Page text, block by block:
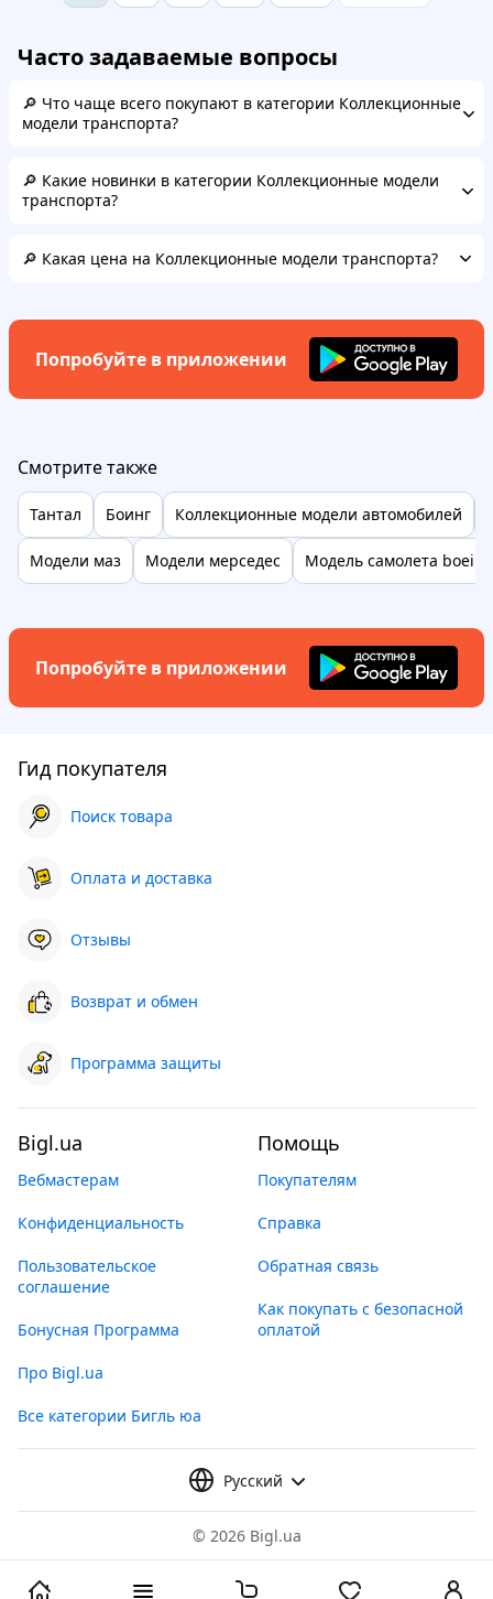
Часто задаваемые вопросы
🔎 Что чаще всего покупают в категории Коллекционные
модели транспорта?
🔎 Какие новинки в категории Коллекционные модели
транспорта?
🔎 Какая цена на Коллекционные модели транспорта?
Попробуйте в приложении
Смотрите также
Тантал Боинг Коллекционные модели автомобилей
Модели маз Модели мерседес Модель самолета boeing
Попробуйте в приложении
Гид покупателя
Поиск товара
Оплата и доставка
Отзывы
Возврат и обмен
Программа защиты
Bigl.ua
Вебмастерам
Конфиденциальность
Пользовательское
соглашение
Бонусная Программа
Про Bigl.ua
Все категории Бигль юа
Помощь
Покупателям
Справка
Обратная связь
Как покупать с безопасной
оплатой
Русский
© 2026 Bigl.ua